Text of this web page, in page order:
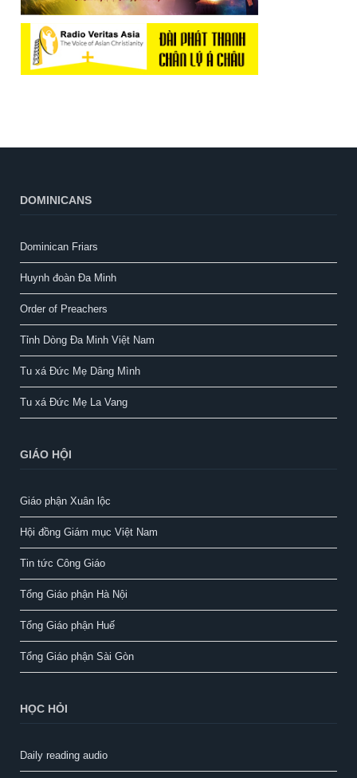
DOMINICANS
Dominican Friars
Huynh đoàn Đa Minh
Order of Preachers
Tỉnh Dòng Đa Minh Việt Nam
Tu xá Đức Mẹ Dâng Mình
Tu xá Đức Mẹ La Vang
GIÁO HỘI
Giáo phận Xuân lộc
Hội đồng Giám mục Việt Nam
Tin tức Công Giáo
Tổng Giáo phận Hà Nội
Tổng Giáo phận Huế
Tổng Giáo phận Sài Gòn
HỌC HỎI
Daily reading audio